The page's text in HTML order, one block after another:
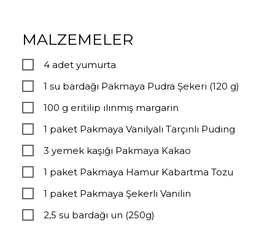
MALZEMELER
4 adet yumurta
1 su bardağı Pakmaya Pudra Şekeri (120 g)
100 g eritilip ılınmış margarin
1 paket Pakmaya Vanilyalı Tarçınlı Puding
3 yemek kaşığı Pakmaya Kakao
1 paket Pakmaya Hamur Kabartma Tozu
1 paket Pakmaya Şekerli Vanilin
2,5 su bardağı un (250g)